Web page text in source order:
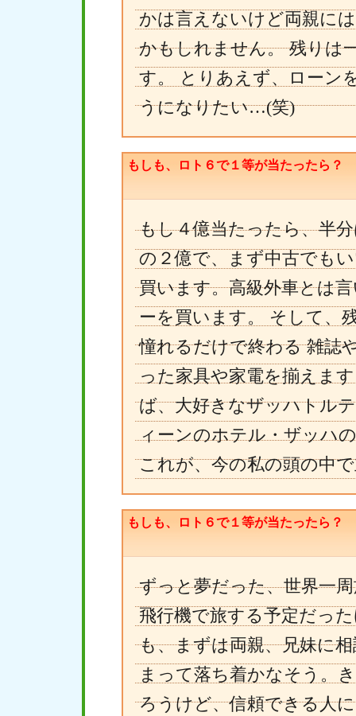
かは言えないけど両親に
かもしれません。 残りは
す。 とりあえず、ローン
うになりたい…(笑)
もしも、ロト６で１等が当たったら？
もし４億当たったら、半
の２億で、まず中古でも
買います。高級外車とは
ーを買います。 そして、
憧れるだけで終わる 雑誌
った家具や家電を揃えま
ば、大好きなザッハトル
ィーンのホテル・ザッハ
これが、今の私の頭の中
もしも、ロト６で１等が当たったら？
ずっと夢だった、世界一
飛行機で旅する予定だっ
も、まずは両親、兄妹に
まって落ち着かなそう。
ろうけど、信頼できる人